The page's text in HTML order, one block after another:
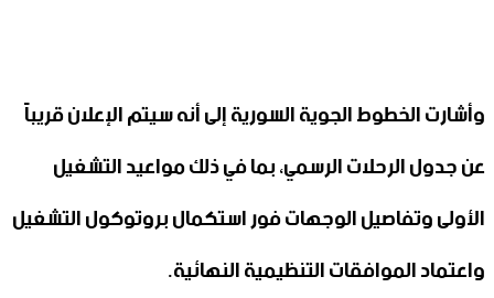
وأشارت الخطوط الجوية السورية إلى أنه سيتم الإعلان قريباً
عن جدول الرحلات الرسمي، بما في ‏ذلك مواعيد التشغيل
الأولى وتفاصيل الوجهات فور استكمال بروتوكول ‏التشغيل
واعتماد الموافقات التنظيمية النهائية.